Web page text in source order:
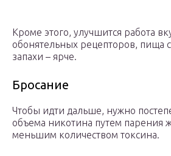
Кроме этого, улучшится работа
обонятельных рецепторов, пища
запахи – ярче.
Бросание
Чтобы идти дальше, нужно
объема никотина путем парения
меньшим количеством токсина.